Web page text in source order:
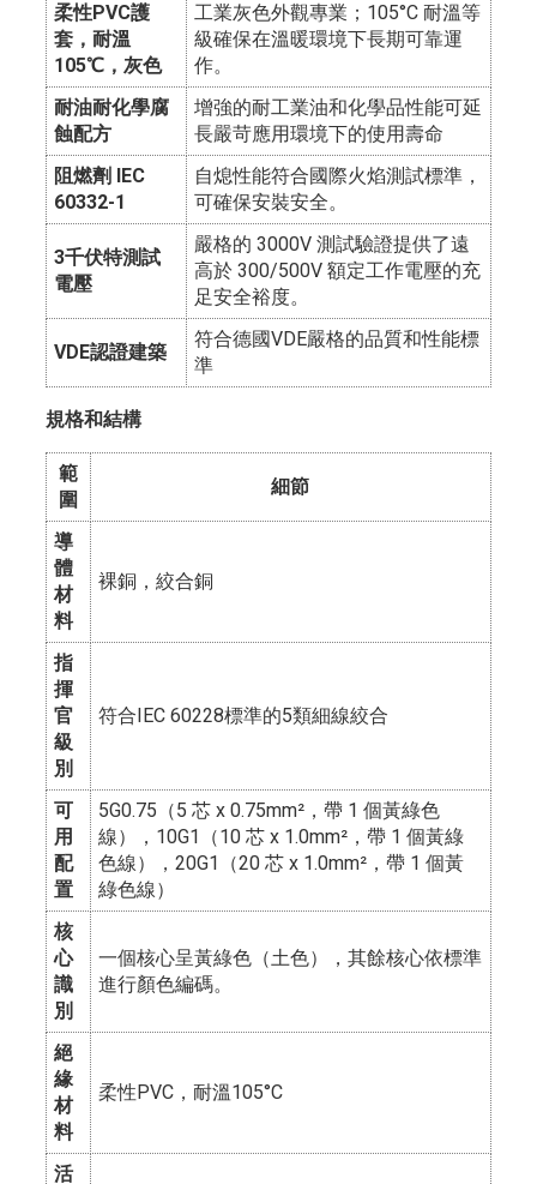
柔性PVC護
套，耐溫
105℃，灰色
工業灰色外觀專業；105°C 耐溫等
級確保在溫暖環境下長期可靠運
作。
耐油耐化學腐
蝕配方
增強的耐工業油和化學品性能可延
長嚴苛應用環境下的使用壽命
阻燃劑 IEC
60332-1
自熄性能符合國際火焰測試標準，
可確保安裝安全。
3千伏特測試
電壓
嚴格的 3000V 測試驗證提供了遠
高於 300/500V 額定工作電壓的充
足安全裕度。
VDE認證建築
符合德國VDE嚴格的品質和性能標
準
規格和結構
範
圍
細節
導
體
材
料
裸銅，絞合銅
指
揮
官
級
別
符合IEC 60228標準的5類細線絞合
可
用
配
置
5G0.75（5 芯 x 0.75mm²，帶 1 個黃綠色
線），10G1（10 芯 x 1.0mm²，帶 1 個黃綠
色線），20G1（20 芯 x 1.0mm²，帶 1 個黃
綠色線）
核
心
識
別
一個核心呈黃綠色（土色），其餘核心依標準
進行顏色編碼。
絕
緣
材
料
柔性PVC，耐溫105°C
活